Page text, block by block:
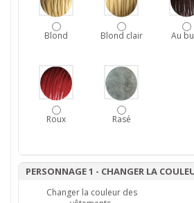
Blond Blond clair Au
Roux Rasé
PERSONNAGE 1 - CHANGER LA
Changer la couleur des